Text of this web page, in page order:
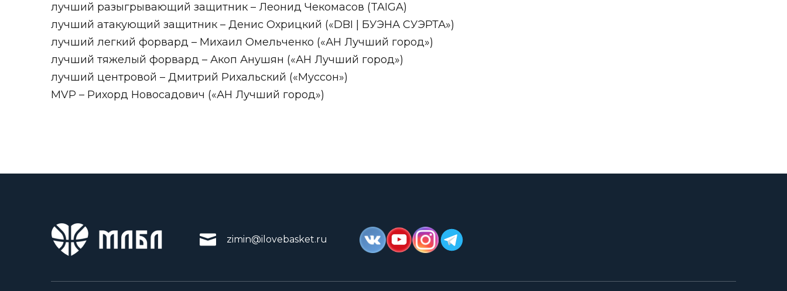
лучший разыгрывающий защитник – Леонид Чекомасов (TAIGA)
лучший атакующий защитник – Денис Охрицкий («DBI | БУЭНА СУЭРТА»)
лучший легкий форвард – Михаил Омельченко («АН Лучший город»)
лучший тяжелый форвард – Акоп Анушян («АН Лучший город»)
лучший центровой – Дмитрий Рихальский («Муссон»)
MVP – Рихорд Новосадович («АН Лучший город»)
zimin@ilovebasket.ru